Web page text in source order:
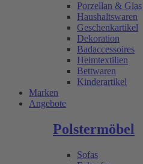
Porzellan & Glas
Haushaltswaren
Geschenkartikel
Dekoration
Badaccessoires
Heimtextilien
Bettwaren
Kinderartikel
Marken
Angebote
Polstermöbel
Sofas